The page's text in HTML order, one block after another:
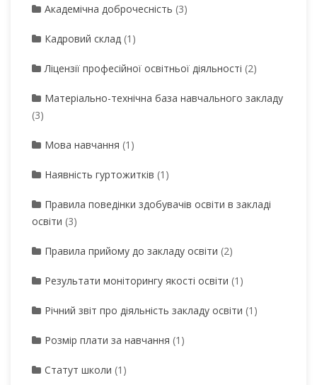
Академічна доброчесність (3)
Кадровий склад (1)
Ліцензії професійної освітньої діяльності (2)
Матеріально-технічна база навчального закладу
(3)
Мова навчання (1)
Наявність гуртожитків (1)
Правила поведінки здобувачів освіти в закладі
освіти (3)
Правила прийому до закладу освіти (2)
Результати моніторингу якості освіти (1)
Річний звіт про діяльність закладу освіти (1)
Розмір плати за навчання (1)
Статут школи (1)